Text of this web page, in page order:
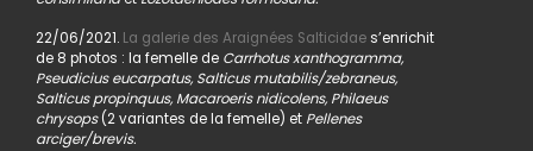
22/06/2021. La galerie des Araignées Salticidaes’enrichit
de 8 photos : la femelle de Carrhotus xanthogramma,
Pseudicius eucarpatus, Salticus mutabilis/zebraneus,
Salticus propinquus, Macaroeris nidicolens, Philaeus
chrysops(2 variantes de la femelle) et Pellenes
arciger/brevis.